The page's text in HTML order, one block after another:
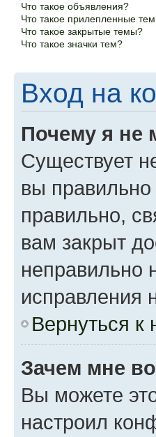
Что такое объявления?
Что такое прилепленные
Что такое закрытые темы?
Что такое значки тем?
Вход на
Почему я не
Существует
вы
правильно,
вам закрыт
неправильно
исправления
Вернуться к
Зачем мне
Вы можете
настроил